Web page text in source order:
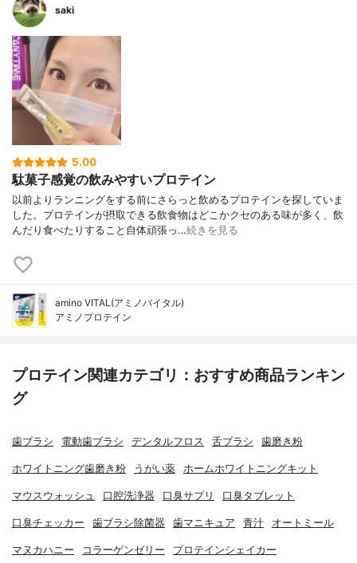
saki
5.00
駄菓子感覚の飲みやすいプロテイン
以前よりランニングをする前にさらっと飲めるプロテインを探していま
した。プロテインが摂取できる飲食物はどこかクセのある味が多く、飲
んだり食べたりすること自体頑張っ…続きを見る
amino VITAL(アミノバイタル)
アミノプロテイン
プロテイン関連カテゴリ：おすすめ商品ランキン
グ
歯ブラシ 電動歯ブラシ デンタルフロス 舌ブラシ 歯磨き粉
ホワイトニング歯磨き粉 うがい薬 ホームホワイトニングキット
マウスウォッシュ 口腔洗浄器 口臭サプリ 口臭タブレット
口臭チェッカー 歯ブラシ除菌器 歯マニキュア 青汁 オートミール
マヌカハニー コラーゲンゼリー プロテインシェイカー